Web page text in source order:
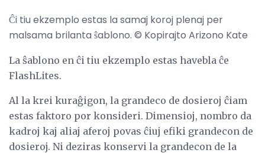
Ĉi tiu ekzemplo estas la samaj koroj plenaj per
malsama brilanta ŝablono. © Kopirajto Arizono Kate
La ŝablono en ĉi tiu ekzemplo estas havebla ĉe
FlashLites.
Al la krei kuraĝigon, la grandeco de dosieroj ĉiam
estas faktoro por konsideri. Dimensioj, nombro da
kadroj kaj aliaj aferoj povas ĉiuj efiki grandecon de
dosieroj. Ni deziras konservi la grandecon de la